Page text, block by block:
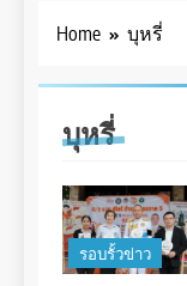
Home บุหรี่
บุหรี่
รอบรั้วข่าว